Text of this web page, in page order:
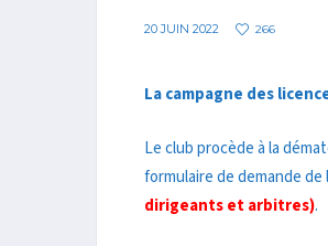
20 JUIN 2022 266
La campagne des
Le club procède à la
formulaire de demande
dirigeants et arbitres).